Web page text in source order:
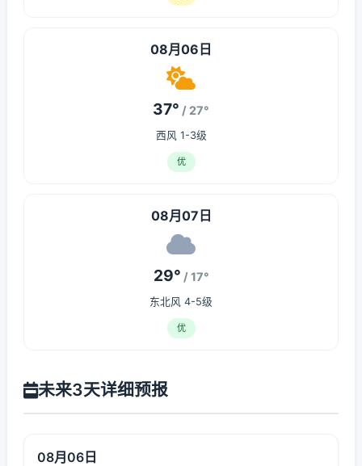
08月06日
37° / 27°
西风 1-3级
优
08月07日
29° / 17°
东北风 4-5级
优
未来3天详细预报
08月06日